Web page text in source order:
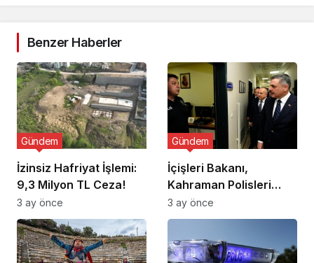
Benzer Haberler
İzinsiz Hafriyat İşlemi:
9,3 Milyon TL Ceza!
Gündem
3 ay önce
İçişleri Bakanı,
Kahraman Polisleri
Ziyaret Etti
Gündem
3 ay önce